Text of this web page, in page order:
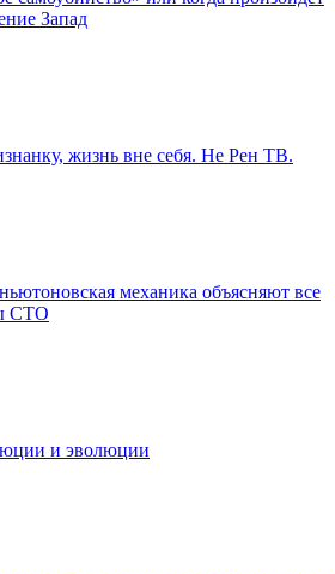
Запад
жизнь вне себя. Не Рен ТВ.
механика объясняют все
СТО
и эволюции